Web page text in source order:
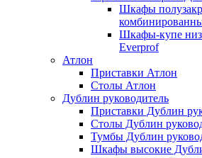
Шкафы
Шкафы-купе
Everprof
Атлон
Приставки Атлон
Столы Атлон
Дублин руководитель
Приставки Дублин
Столы Дублин
Тумбы Дублин
Шкафы высокие